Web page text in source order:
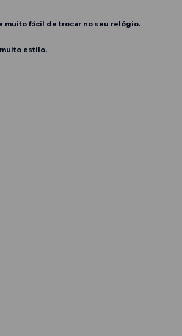
muito fácil de trocar no seu relógio.
estilo.